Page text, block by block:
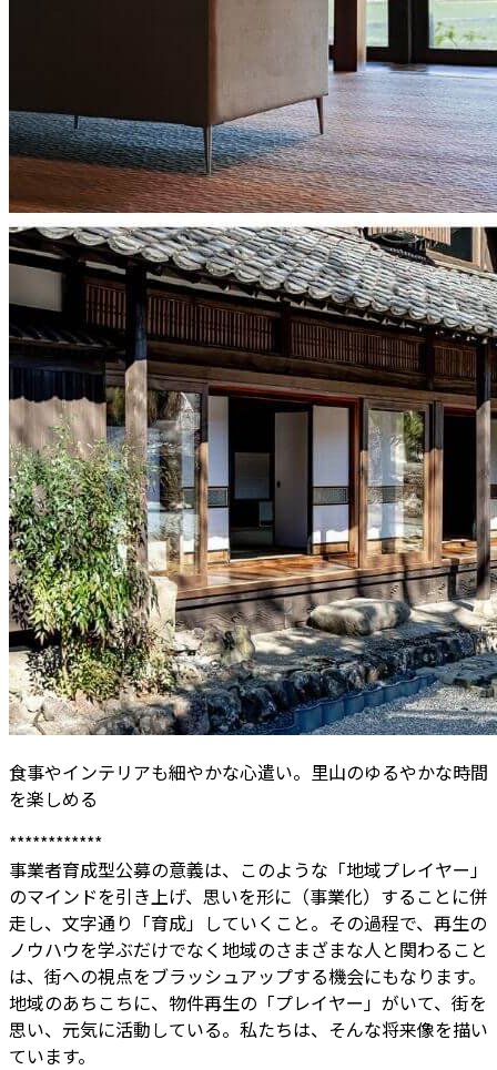
食事やインテリアも細やかな心遣い。里山のゆるやかな時間
を楽しめる
************
事業者育成型公募の意義は、このような「地域プレイヤー」
のマインドを引き上げ、思いを形に（事業化）することに併
走し、文字通り「育成」していくこと。その過程で、再生の
ノウハウを学ぶだけでなく地域のさまざまな人と関わること
は、街への視点をブラッシュアップする機会にもなります。
地域のあちこちに、物件再生の「プレイヤー」がいて、街を
思い、元気に活動している。――私たちは、そんな将来像を描い
ています。